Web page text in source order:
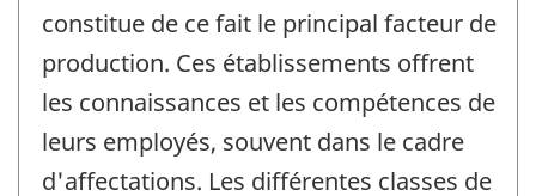
constitue de ce fait le principal facteur de
production. Ces établissements offrent
les connaissances et les compétences de
leurs employés, souvent dans le cadre
d'affectations. Les différentes classes de